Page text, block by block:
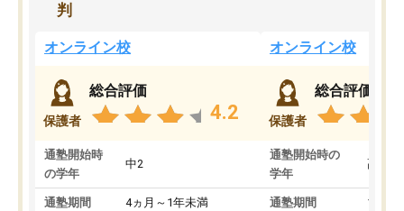
判
オンライン校
保護者
総合評価
4.2
通塾開始時
の学年
中2
通塾期間 4ヵ月～1年未満
オンライン校
保護者
総合評価
通塾開始時の
学年
高3
通塾期間 1～3